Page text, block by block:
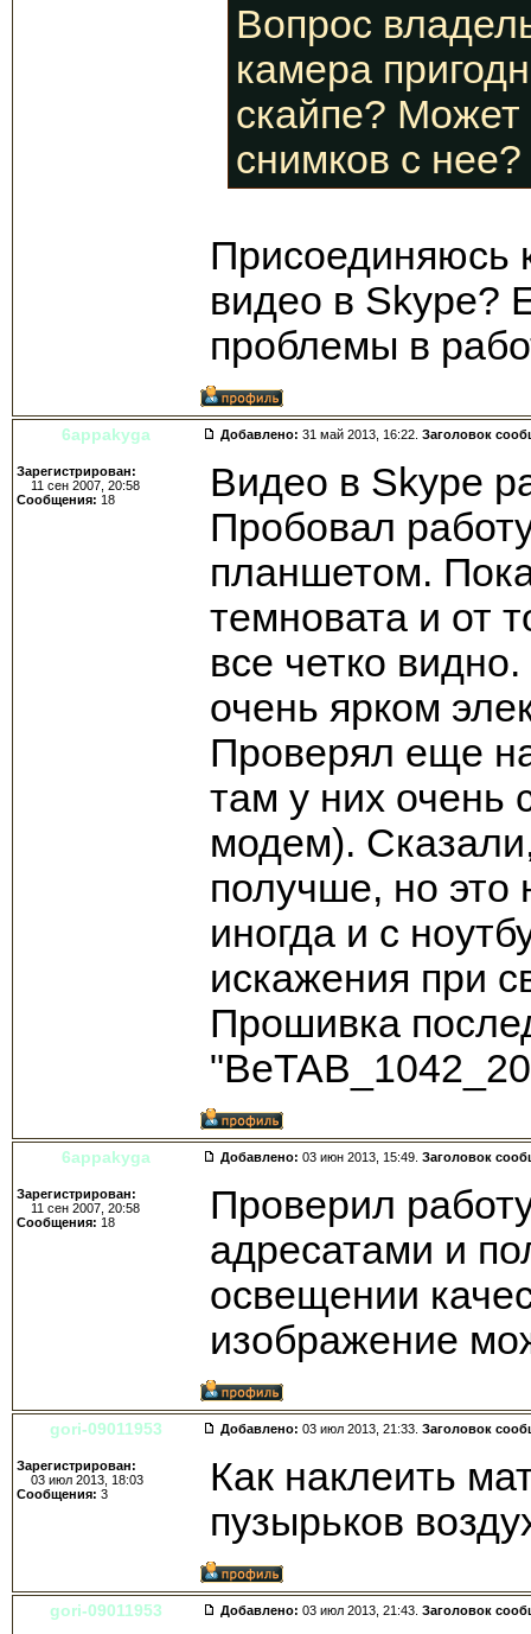
Вопрос
камера
скайпе? Может
снимков с нее?
Присоединяюсь
видео в Skype?
проблемы в
6appakyga Добавлено: 31 май 2013, 16:22. Заголовок
Зарегистрирован:
11 сен 2007, 20:58
Сообщения: 18
Видео в Skype
Пробовал
планшетом.
темновата и от
все четко
очень ярком
Проверял еще
там у них очень
модем).
получше, но это
иногда и с
искажения при
Прошивка
6appakyga Добавлено: 03 июн 2013, 15:49. Заголовок
Зарегистрирован:
11 сен 2007, 20:58
Сообщения: 18
Проверил
адресатами и
освещении
изображение
gori-09011953 Добавлено: 03 июл 2013, 21:33. Заголовок
Зарегистрирован:
03 июл 2013, 18:03
Сообщения: 3
Как наклеить
пузырьков
gori-09011953 Добавлено: 03 июл 2013, 21:43. Заголовок